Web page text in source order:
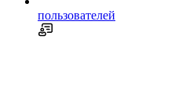
пользователей